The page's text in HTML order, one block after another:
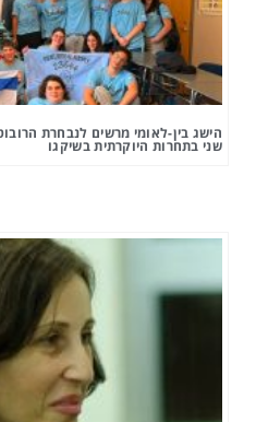
הישג בין-לאומי מרשים לנבחרת
שני בתחרות היוקרתית בשיקגו